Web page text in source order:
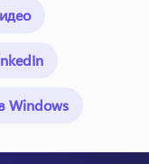
Windows